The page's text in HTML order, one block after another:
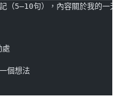
（5–10句），內容關於我的一
處
個想法